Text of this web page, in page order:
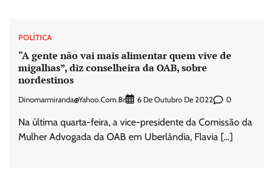
POLÍTICA
“A gente não vai mais alimentar quem vive de
migalhas”, diz conselheira da OAB, sobre
nordestinos
Dinomarmiranda@yahoo.com.br 6 De Outubro De 2022 0
Na última quarta-feira, a vice-presidente da Comissão da
Mulher Advogada da OAB em Uberlândia, Flavia […]